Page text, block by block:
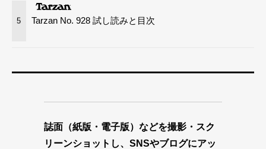
5 Tarzan No. 928 試し読みと目次
誌面（紙版・電子版）などを撮影・スク
リーンショットし、SNSやブログにアッ